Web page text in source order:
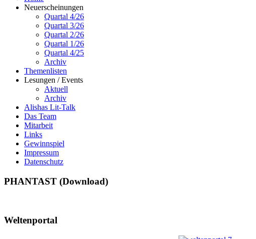
Neuerscheinungen
Quartal 4/26
Quartal 3/26
Quartal 2/26
Quartal 1/26
Quartal 4/25
Archiv
Themenlisten
Lesungen / Events
Aktuell
Archiv
Alishas Lit-Talk
Das Team
Mitarbeit
Links
Gewinnspiel
Impressum
Datenschutz
PHANTAST (Download)
Weltenportal